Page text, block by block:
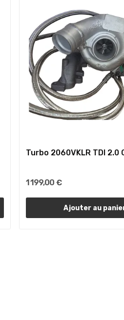
Turbo 2060VKLR TDI 2.0
1 199,00 €
Ajouter au